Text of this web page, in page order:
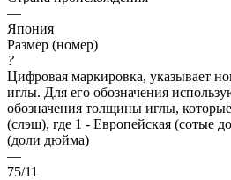
—
Япония
Размер (номер)
?
Цифровая маркировка, указывает
иглы. Для его обозначения
обозначения толщины иглы,
(слэш), где 1 - Европейская (сотые
(доли дюйма)
—
75/11